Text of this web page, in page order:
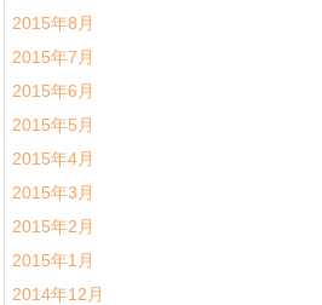
2015年8月
2015年7月
2015年6月
2015年5月
2015年4月
2015年3月
2015年2月
2015年1月
2014年12月